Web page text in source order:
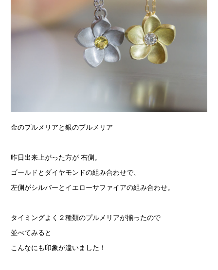
金のプルメリアと銀のプルメリア
昨日出来上がった方が 右側。
ゴールドとダイヤモンドの組み合わせで、
左側がシルバーとイエローサファイアの組み合わせ。
タイミングよく２種類のプルメリアが揃ったので
並べてみると
こんなにも印象が違いました！